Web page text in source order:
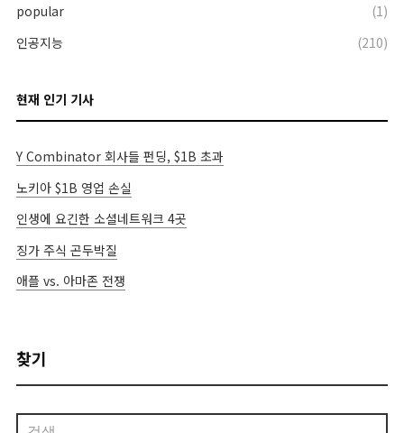
popular
(1)
인공지능
(210)
현재 인기 기사
Y Combinator 회사들 펀딩, $1B 초과
노키아 $1B 영업 손실
인생에 요긴한 소셜네트워크 4곳
징가 주식 곤두박질
애플 vs. 아마존 전쟁
찾기